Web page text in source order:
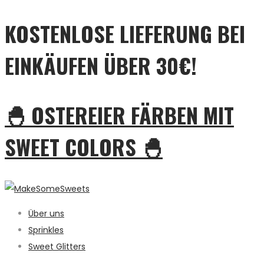
KOSTENLOSE LIEFERUNG BEI
EINKÄUFEN ÜBER 30€!
🐣 OSTEREIER FÄRBEN MIT
SWEET COLORS 🐣
Über uns
Sprinkles
Sweet Glitters